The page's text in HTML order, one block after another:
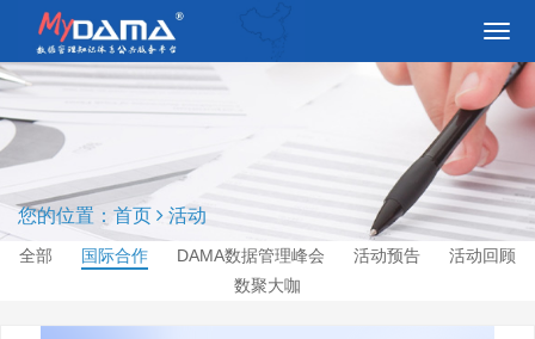
切
导
航
您的位置： 首页 活动
全部 国际合作 DAMA数据管理峰会 活动预告
活动回顾
数聚大咖